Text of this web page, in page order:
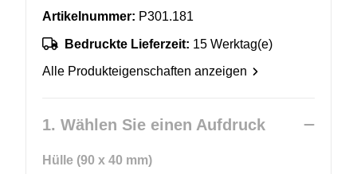
Artikelnummer: P301.181
Bedruckte Lieferzeit: 15 Werktag(e)
Alle Produkteigenschaften anzeigen
1. Wählen Sie einen Aufdruck
Hülle (90 x 40 mm)